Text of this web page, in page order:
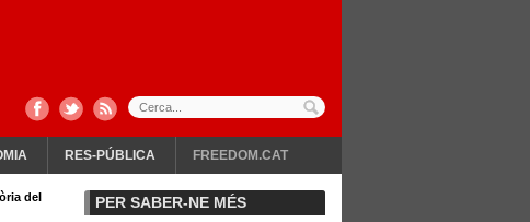
RES-PÚBLICA FREEDOM.CAT
del
PER SABER-NE MÉS